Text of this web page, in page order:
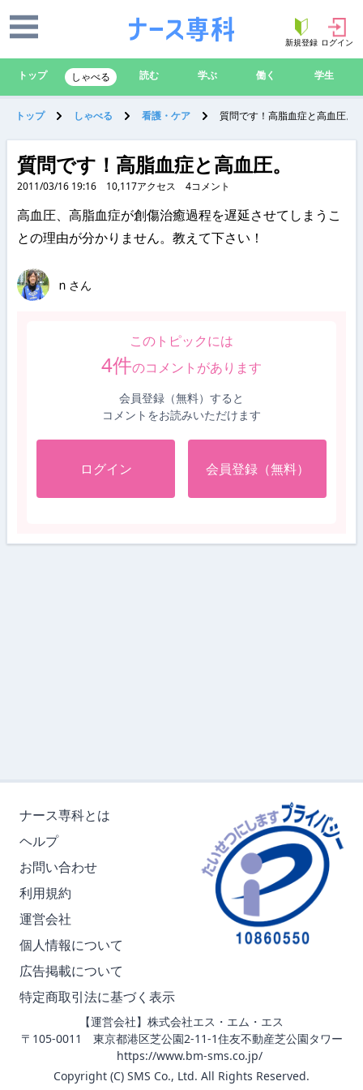
新規登録 ログイン
トップ しゃべる 読む 学ぶ 働く 学生
トップ しゃべる 看護・ケア 質問です！高脂血症と高血圧。
質問です！高脂血症と高血圧。
2011/03/16 19:16 10,117アクセス 4コメント
高血圧、高脂血症が創傷治癒過程を遅延させてしまうこ
との理由が分かりません。教えて下さい！
ｎ さん
このトピックには
4件のコメントがあります
会員登録（無料）すると
コメントをお読みいただけます
ログイン 会員登録（無料）
ナース専科とは
ヘルプ
お問い合わせ
利用規約
運営会社
個人情報について
広告掲載について
特定商取引法に基づく表示
【運営会社】株式会社エス・エム・エス
〒105-0011 東京都港区芝公園2-11-1住友不動産芝公園タワー
https://www.bm-sms.co.jp/
Copyright (C) SMS Co., Ltd. All Rights Reserved.